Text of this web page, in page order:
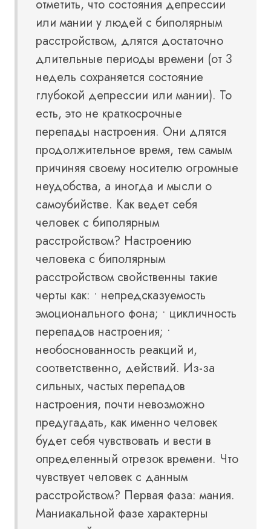
отметить, что состояния депрессии
или мании у людей с биполярным
расстройством, длятся достаточно
длительные периоды времени (от 3
недель сохраняется состояние
глубокой депрессии или мании). То
есть, это не краткосрочные
перепады настроения. Они длятся
продолжительное время, тем самым
причиняя своему носителю огромные
неудобства, а иногда и мысли о
самоубийстве. Как ведет себя
человек с биполярным
расстройством? Настроению
человека с биполярным
расстройством свойственны такие
черты как: • непредсказуемость
эмоционального фона; • цикличность
перепадов настроения; •
необоснованность реакций и,
соответственно, действий. Из-за
сильных, частых перепадов
настроения, почти невозможно
предугадать, как именно человек
будет себя чувствовать и вести в
определенный отрезок времени. Что
чувствует человек с данным
расстройством? Первая фаза: мания.
Маниакальной фазе характерны